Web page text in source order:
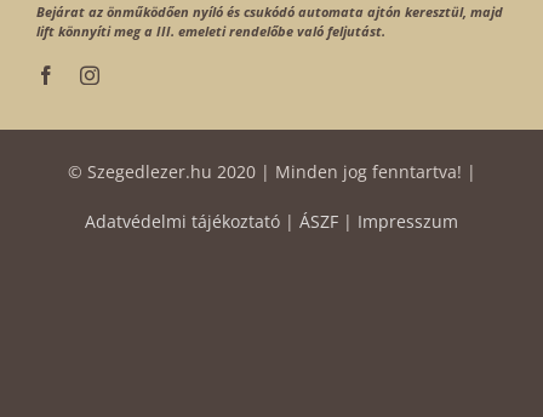
Bejárat az önműködően nyíló és csukódó automata ajtón keresztül, majd
lift könnyíti meg a III. emeleti rendelőbe való feljutást.
© Szegedlezer.hu 2020 | Minden jog fenntartva! |
Adatvédelmi tájékoztató | ÁSZF | Impresszum